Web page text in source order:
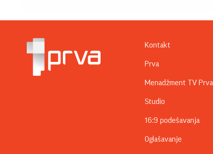
Kontakt
Prva
Menadžment TV Prva
Studio
16:9 podešavanja
Oglašavanje